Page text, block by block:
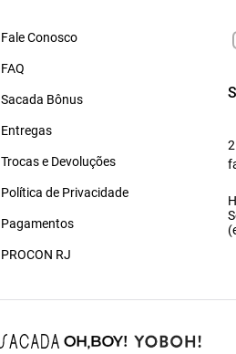
Fale Conosco
FAQ
Sacada Bônus
Entregas
Trocas e Devoluções
Política de Privacidade
Pagamentos
PROCON RJ